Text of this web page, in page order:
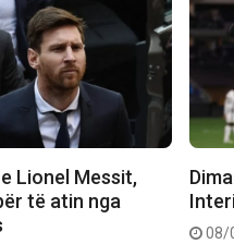
Lionel Messit,
të atin nga
08/